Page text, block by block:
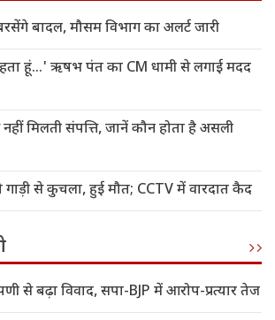
बादल, मौसम विभाग का अलर्ट जारी
हूं...' ऋषभ पंत का CM धामी से लगाई मदद
नहीं मिलती संपत्ति, जानें कौन होता है असली
से कुचला, हुई मौत; CCTV में वारदात कैद
से बढ़ा विवाद, सपा-BJP में आरोप-प्रत्यार तेज